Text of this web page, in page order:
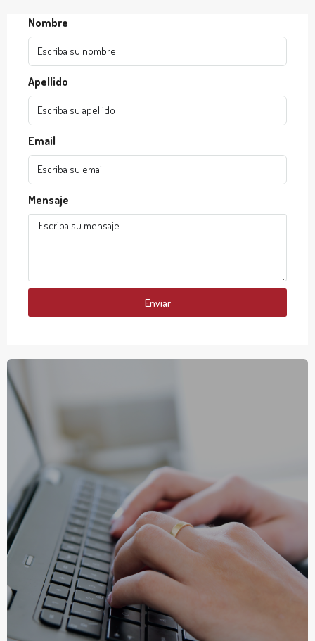
Nombre
Apellido
Email
Mensaje
Enviar